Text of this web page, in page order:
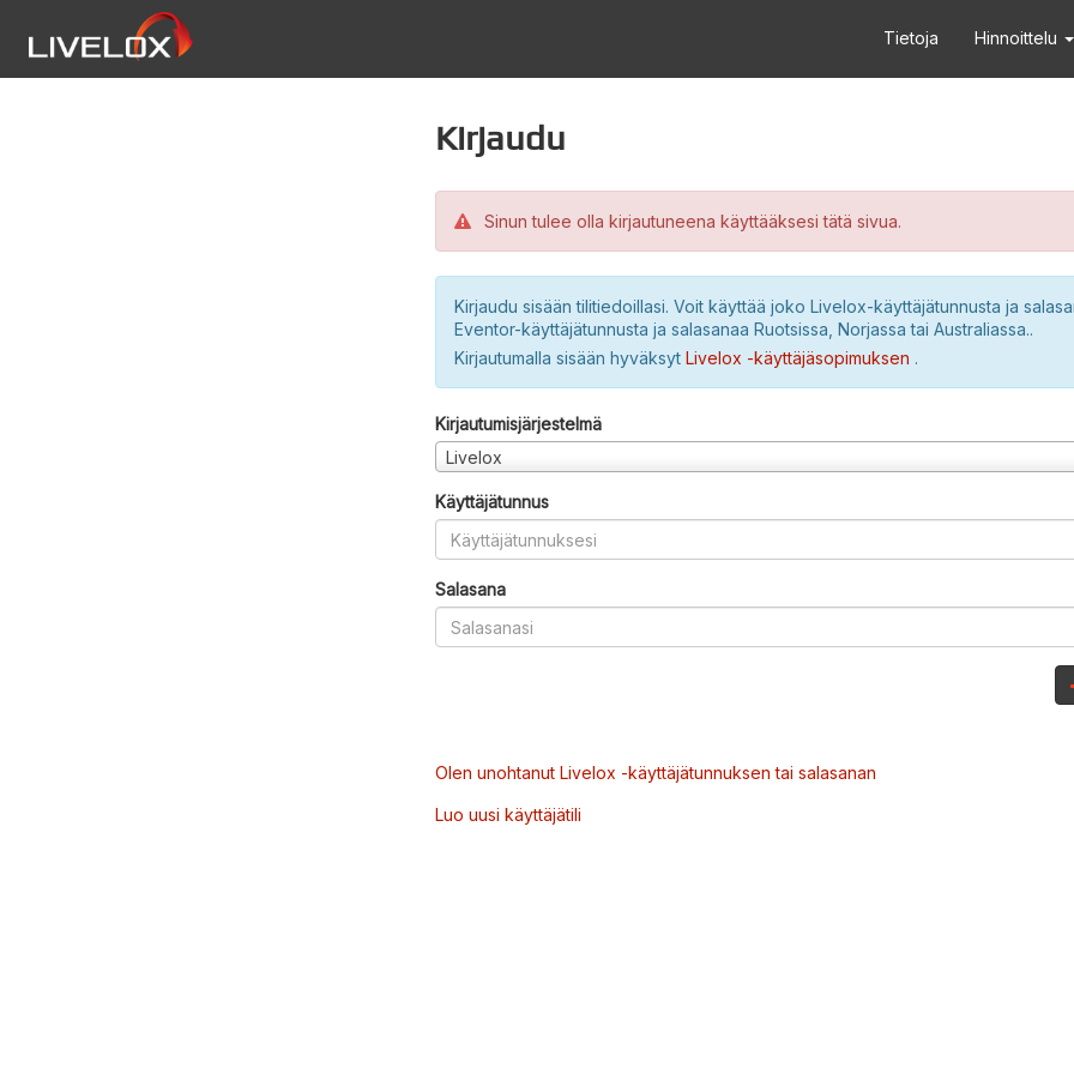
Tietoja Hinnoittelu
Kirjaudu
Sinun tulee olla kirjautuneena käyttääksesi tätä sivua.
Kirjaudu sisään tilitiedoillasi. Voit käyttää joko Livelox-käyttäjätunnusta ja
Eventor-käyttäjätunnusta ja salasanaa Ruotsissa, Norjassa tai Australiassa..
Kirjautumalla sisään hyväksyt Livelox -käyttäjäsopimuksen .
Kirjautumisjärjestelmä
Livelox
Käyttäjätunnus
Salasana
Olen unohtanut Livelox -käyttäjätunnuksen tai salasanan
Luo uusi käyttäjätili